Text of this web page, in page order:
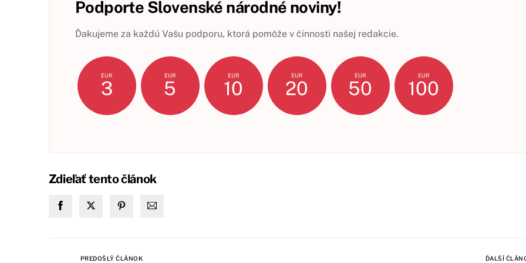
Podporte Slovenské národné noviny!
Ďakujeme za každú Vašu podporu, ktorá pomôže v činnosti našej redakcie.
EUR
3
EUR
5
EUR
10
EUR
20
EUR
50
EUR
100
Zdieľať tento článok
PREDOŠLÝ ČLÁNOK ĎALŠÍ